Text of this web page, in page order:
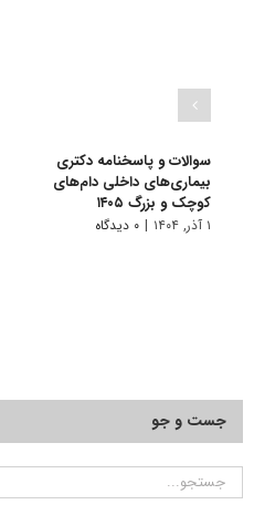
سوالات و پاسخنامه دکتری
ﺑﻴﻤﺎریﻫﺎی داخلی دامﻫﺎی
ﻛﻮچک و ﺑﺰرگ ۱۴۰۵
۱ آذر, ۱۴۰۴ | ۰ دیدگاه
جست و جو
جستجو